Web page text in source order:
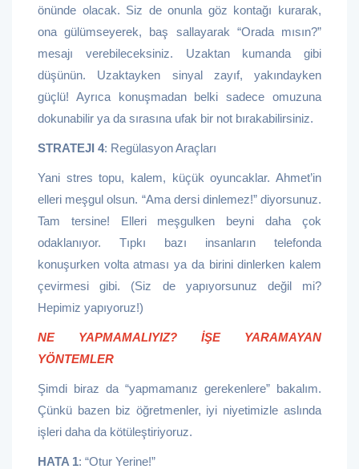
önünde olacak. Siz de onunla göz kontağı kurarak,
ona gülümseyerek, baş sallayarak “Orada mısın?”
mesajı verebileceksiniz. Uzaktan kumanda gibi
düşünün. Uzaktayken sinyal zayıf, yakındayken
güçlü! Ayrıca konuşmadan belki sadece omuzuna
dokunabilir ya da sırasına ufak bir not bırakabilirsiniz.
STRATEJI 4: Regülasyon Araçları
Yani stres topu, kalem, küçük oyuncaklar. Ahmet’in
elleri meşgul olsun. “Ama dersi dinlemez!” diyorsunuz.
Tam tersine! Elleri meşgulken beyni daha çok
odaklanıyor. Tıpkı bazı insanların telefonda
konuşurken volta atması ya da birini dinlerken kalem
çevirmesi gibi. (Siz de yapıyorsunuz değil mi?
Hepimiz yapıyoruz!)
NE YAPMAMALIYIZ? İŞE YARAMAYAN
YÖNTEMLER
Şimdi biraz da “yapmamanız gerekenlere” bakalım.
Çünkü bazen biz öğretmenler, iyi niyetimizle aslında
işleri daha da kötüleştiriyoruz.
HATA 1: “Otur Yerine!”